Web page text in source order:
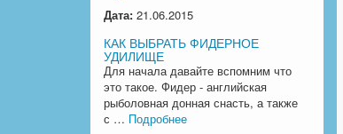
Дата: 21.06.2015
КАК ВЫБРАТЬ ФИДЕРНОЕ
УДИЛИЩЕ
Для начала давайте вспомним что
это такое. Фидер - английская
рыболовная донная снасть, а также
с … Подробнее